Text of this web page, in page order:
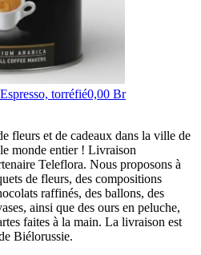
torréfié0,00 Br
fleurs et de cadeaux dans la ville de
monde entier ! Livraison
Teleflora. Nous proposons à
de fleurs, des compositions
raffinés, des ballons, des
ainsi que des ours en peluche,
faites à la main. La livraison est
Biélorussie.